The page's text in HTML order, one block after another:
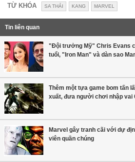
TỪ KHÓA SA THẢI KANG MARVEL
Tin liên quan
"Đội trưởng Mỹ" Chris Evans
tuổi, "Iron Man" và dàn sao
Thêm một tựa game bom tấn
xuất, đưa người chơi nhập vai
Marvel gây tranh cãi với dự
viên quần chúng